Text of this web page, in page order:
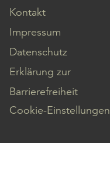
Kontakt
Impressum
Datenschutz
Erklärung zur
Barrierefreiheit
Cookie-Einstellungen